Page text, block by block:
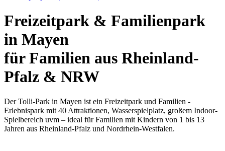
Freizeitpark & Familienpark
in Mayen
für Familien aus Rheinland-
Pfalz & NRW
Der Tolli-Park in Mayen ist ein Freizeitpark und Familien -
Erlebnispark mit 40 Attraktionen, Wasserspielplatz, großem Indoor-
Spielbereich uvm – ideal für Familien mit Kindern von 1 bis 13
Jahren aus Rheinland-Pfalz und Nordrhein-Westfalen.